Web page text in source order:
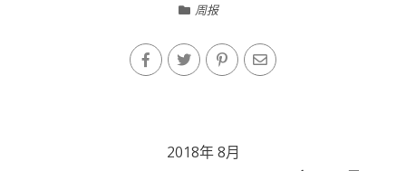
周报
2018年 8月